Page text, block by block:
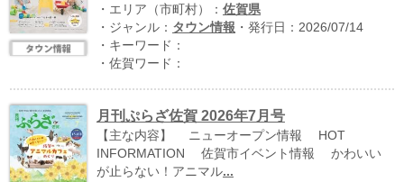
・エリア（市町村）： 佐賀県
・ジャンル： タウン情報 ・発行日：2026/07/14
・キーワード：
・佐賀ワード：
月刊ぷらざ佐賀 2026年7月号
【主な内容】 ニューオープン情報 HOT
INFORMATION 佐賀市イベント情報 かわいい
が止らない！アニマル...